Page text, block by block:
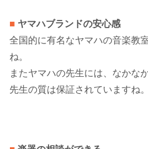
■ ヤマハブランドの安心感
全国的に有名なヤマハの音楽教
ね。
またヤマハの先生には、なかな
先生の質は保証されていますね。